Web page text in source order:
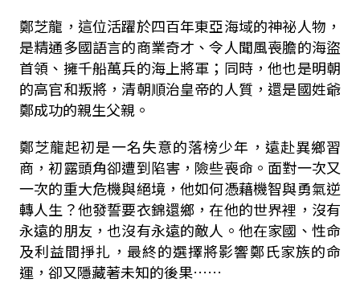
鄭芝龍，這位活躍於四百年東亞海域的神祕人物，
是精通多國語言的商業奇才、令人聞風喪膽的海盜
首領、擁千船萬兵的海上將軍；同時，他也是明朝
的高官和叛將，清朝順治皇帝的人質，還是國姓爺
鄭成功的親生父親。
鄭芝龍起初是一名失意的落榜少年，遠赴異鄉習
商，初露頭角卻遭到陷害，險些喪命。面對一次又
一次的重大危機與絕境，他如何憑藉機智與勇氣逆
轉人生？他發誓要衣錦還鄉，在他的世界裡，沒有
永遠的朋友，也沒有永遠的敵人。他在家國、性命
及利益間掙扎，最終的選擇將影響鄭氏家族的命
運，卻又隱藏著未知的後果……